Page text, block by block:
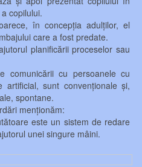
copilului.
în concepția adulților, el
care a fost predate.
planificării proceselor sau
comunicării cu persoanele cu
sunt convenționale și,
spontane.
menționăm:
este un sistem de redare
unei singure mâini.